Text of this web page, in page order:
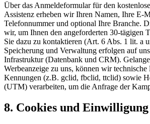
Über das Anmeldeformular für den
Assistenz erheben wir Ihren Namen, Ihre E-
Telefonnummer und optional Ihre Branche.
wir, um Ihnen den angeforderten 30-tägigen
Sie dazu zu kontaktieren (Art. 6 Abs. 1 lit. a
Speicherung und Verwaltung erfolgen auf
Infrastruktur (Datenbank und CRM).
Werbeanzeige zu uns, können wir technische
Kennungen (z.B. gclid, fbclid, ttclid) sowie
(UTM) verarbeiten, um die Anfrage der
8. Cookies und Einwilligung